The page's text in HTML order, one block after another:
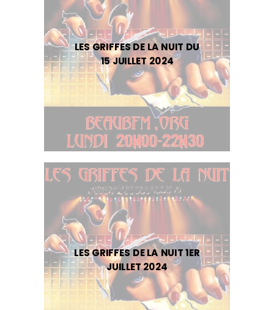
LES GRIFFES DE LA NUIT DU
15 JUILLET 2024
LES GRIFFES DE LA NUIT 1ER
JUILLET 2024